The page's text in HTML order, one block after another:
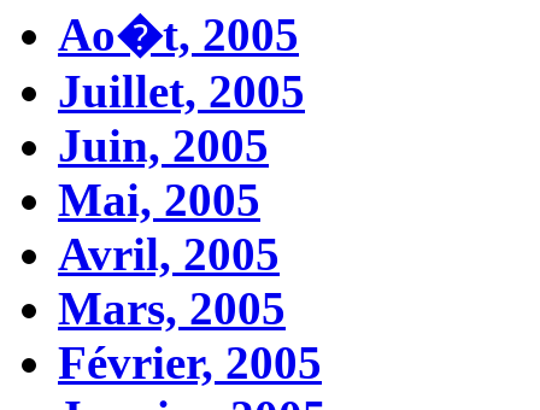
Ao�t, 2005
Juillet, 2005
Juin, 2005
Mai, 2005
Avril, 2005
Mars, 2005
Février, 2005